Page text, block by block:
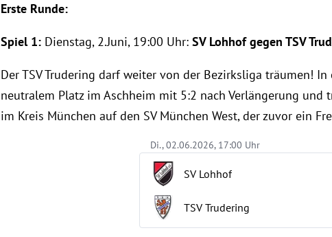
Erste Runde:
Spiel 1: Dienstag, 2.Juni, 19:00 Uhr: SV Lohhof gegen TSV
Der TSV Trudering darf weiter von der Bezirksliga träumen!
neutralem Platz im Aschheim mit 5:2 nach Verlängerung
im Kreis München auf den SV München West, der zuvor ein
Di., 02.06.2026, 17:00 Uhr
SV Lohhof
TSV Trudering